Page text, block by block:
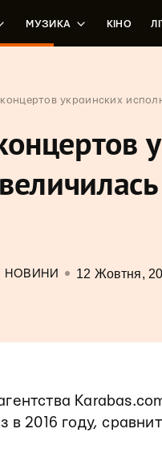
МУЗИКА КІНО
украинских
НОВИНИ 12 Жовтня,
в 2016 году,